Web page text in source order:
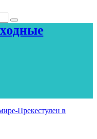
Прекестулен в